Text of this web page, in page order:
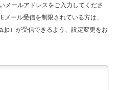
メールアドレスをご入力してくださ
ール受信を制限されている方は、
）が受信できるよう、設定変更をお